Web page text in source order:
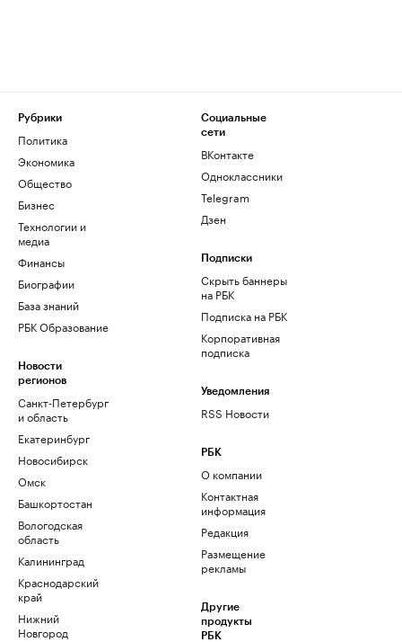
Рубрики
Политика
Экономика
Общество
Бизнес
Технологии и
медиа
Финансы
Биографии
База знаний
РБК Образование
Новости
регионов
Санкт-Петербург
и область
Екатеринбург
Новосибирск
Омск
Башкортостан
Вологодская
область
Калининград
Краснодарский
край
Нижний
Новгород
Социальные
сети
ВКонтакте
Одноклассники
Telegram
Дзен
Подписки
Скрыть баннеры
на РБК
Подписка на РБК
Корпоративная
подписка
Уведомления
RSS Новости
РБК
О компании
Контактная
информация
Редакция
Размещение
рекламы
Другие
продукты
РБК